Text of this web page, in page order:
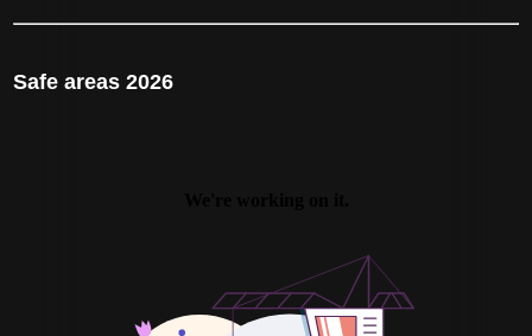
Safe areas 2026